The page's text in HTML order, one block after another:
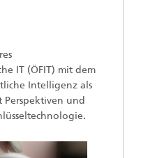
IT (ÖFIT) mit dem
Intelligenz als
und